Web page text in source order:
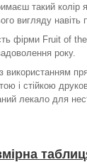
такий колір
вигляду навіть
фірми Fruit of
року.
використанням
і стійкою
лекало для